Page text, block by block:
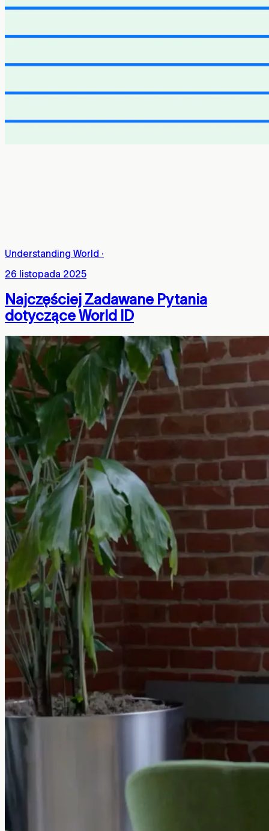
Understanding World ·
26 listopada 2025
Najczęściej Zadawane Pytania
dotyczące World ID